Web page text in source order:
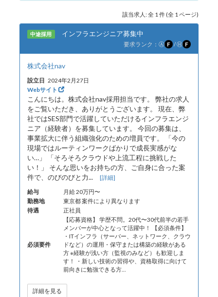
該当求人: 全 1 件 (全 1 ページ)
中途採用 インフラエンジニア募集中
要求ランク： Ⓐ F /Ⓗ F
株式会社nav
設立日 2024年2月27日
Webサイト
こんにちは。株式会社nav採用担当です。 弊社の求人
をご覧いただき、ありがとうございます。 現在、弊
社ではSES部門で活躍していただけるインフラエンジ
ニア（経験者）を募集しています。 今回の募集は、
事業拡大に伴う組織強化のための増員です。 「今の
現場ではルーティンワークばかりで成長実感がな
い…」 「そろそろクラウドや上流工程に挑戦した
い！」 そんな思いをお持ちの方、ご自身に合った案
件で、のびのびと力... [詳細]
給与
月給 20万円〜
勤務地
東京都 案件により異なります
待遇
正社員
必須要件
【応募資格】 学歴不問。20代〜30代前半の若手
メンバーが中心となって活躍中！ 【必須条件】
・ITインフラ（サーバー、ネットワーク、クラウ
ドなど）の運用・保守または構築の経験がある
方 ※経験が浅い方（監視のみなど）も歓迎しま
す！ ・新しい技術の習得や、資格取得に向けて
前向きに勉強できる方...
詳細を見る